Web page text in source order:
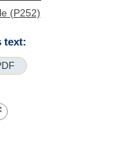
(P252)
text: